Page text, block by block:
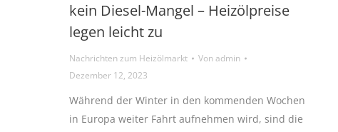
kein Diesel-Mangel – Heizölpreise
legen leicht zu
Nachrichten zum Heizölmarkt Vonadmin
Dezember 12, 2023
Während der Winter in den kommenden Wochen
in Europa weiter Fahrt aufnehmen wird, sind die